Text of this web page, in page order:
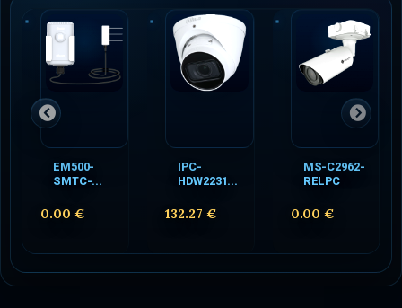
EM500-
SMTC-...
0.00 €
IPC-
HDW2231...
132.27 €
MS-C2962-
RELPC
0.00 €